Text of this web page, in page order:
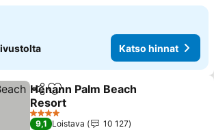
Katso hinnat
Jaa Lisää suosikkeihin
Henann Palm Beach
Resort
4 Tähtiluokitus
9,1 Loistava
10 127